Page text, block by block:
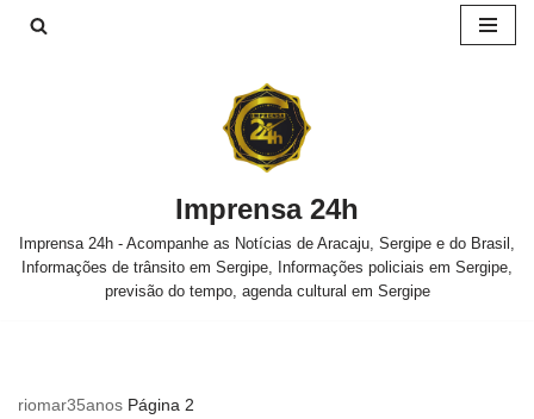
Imprensa 24h
Imprensa 24h - Acompanhe as Notícias de Aracaju, Sergipe e do Brasil,
Informações de trânsito em Sergipe, Informações policiais em Sergipe,
previsão do tempo, agenda cultural em Sergipe
riomar35anos Página 2